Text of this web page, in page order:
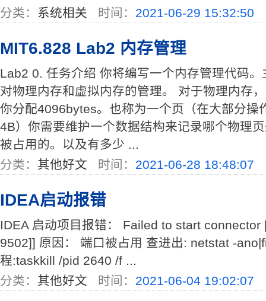
分类： 系统相关 时间： 2021-06-29 15:32:50
MIT6.828 Lab2 内存管理
Lab2 0. 任务介绍 你将编写一个内存管理代码
对物理内存和虚拟内存的管理。 对于物理内存
你分配4096bytes。也称为一个页（在大部分操
4B）你需要维护一个数据结构来记录哪个物理
被占用的。以及有多少 ...
分类： 其他好文 时间： 2021-06-28 18:48:07
IDEA启动报错
IDEA 启动项目报错： Failed to start
9502]] 原因： 端口被占用 查进出: netstat -
程:taskkill /pid 2640 /f ...
分类： 其他好文 时间： 2021-06-04 19:02:07